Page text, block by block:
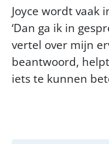
Joyce wordt vaak
‘Dan ga ik in
vertel over mijn
beantwoord,
iets te kunnen